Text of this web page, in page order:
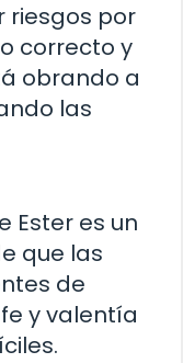
riesgos por
correcto y
obrando a
las
Ester es un
que las
de
y valentía